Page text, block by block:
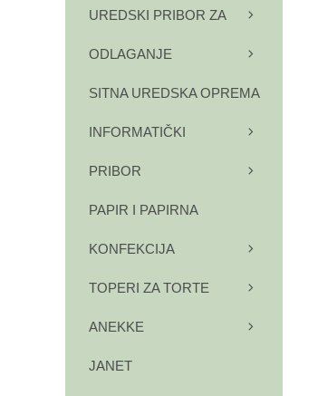
UREDSKI PRIBOR ZA
ODLAGANJE
SITNA UREDSKA OPREMA
INFORMATIČKI
PRIBOR
PAPIR I PAPIRNA
KONFEKCIJA
TOPERI ZA TORTE
ANEKKE
JANET